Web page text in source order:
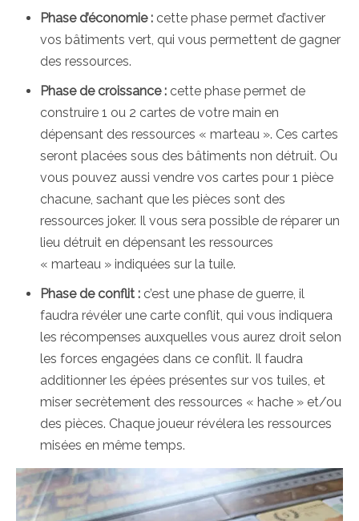
Phase d’économie : cette phase permet d’activer
vos bâtiments vert, qui vous permettent de gagner
des ressources.
Phase de croissance : cette phase permet de
construire 1 ou 2 cartes de votre main en
dépensant des ressources « marteau ». Ces cartes
seront placées sous des bâtiments non détruit. Ou
vous pouvez aussi vendre vos cartes pour 1 pièce
chacune, sachant que les pièces sont des
ressources joker. Il vous sera possible de réparer un
lieu détruit en dépensant les ressources
« marteau » indiquées sur la tuile.
Phase de conflit : c’est une phase de guerre, il
faudra révéler une carte conflit, qui vous indiquera
les récompenses auxquelles vous aurez droit selon
les forces engagées dans ce conflit. Il faudra
additionner les épées présentes sur vos tuiles, et
miser secrètement des ressources « hache » et/ou
des pièces. Chaque joueur révélera les ressources
misées en même temps.